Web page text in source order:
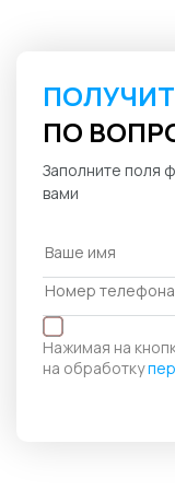
ПО
Заполните поля
вами
Нажимая на
на обработку